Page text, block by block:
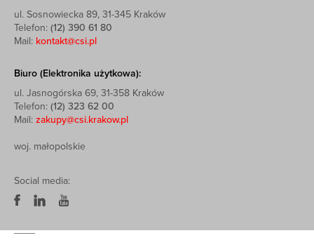
ul. Sosnowiecka 89, 31-345 Kraków
Telefon: (12) 390 61 80
Mail: kontakt@csi.pl
Biuro (Elektronika użytkowa):
ul. Jasnogórska 69, 31-358 Kraków
Telefon: (12) 323 62 00
Mail: zakupy@csi.krakow.pl
woj. małopolskie
Social media: